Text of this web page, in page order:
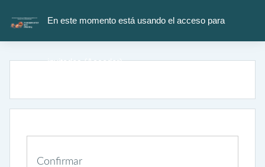
En este momento está usando el acceso para
invitados (Acceder)
Confirmar